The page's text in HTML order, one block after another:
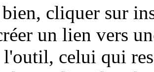
cliquer sur
un lien vers
l'outil, celui qui